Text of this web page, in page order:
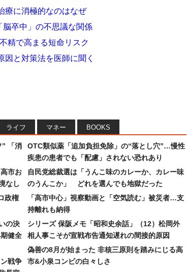
療に消極的なのはなぜ
脳卒中」の不思議な関係
精で高まる短命リスク
因と対策法を医師に聞く
ライフ マネー BOOKS
” 「消
市お
なし
政権
の決
健全
戦争
OTC類似薬「追加負担免除」の“落とし穴”…慢性
疾患の患者でも「配慮」されない恐れあり
自民党総裁選は「うんこ味のカレーか、カレー味
のうんこか」 どれを選んでも地獄だった
「高市中心」視察動画と「空気読む」被災者…支
持離れも納得
シリーズ 保阪メモ「昭和史余話」（12）松岡外
相人事こそが宣戦布告通知遅れの間接的原因
偽善の8月が始まった 非核三原則を踏みにじる高
市&小泉コンビの白々しさ